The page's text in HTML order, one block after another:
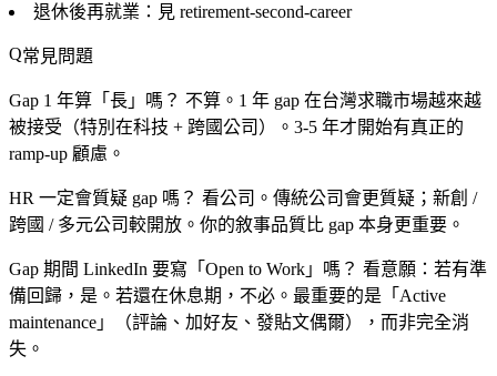
退休後再就業：見 retirement-second-career
常見問題
Gap 1 年算「長」嗎？ 不算。1 年 gap 在台灣求職市場越來越
被接受（特別在科技 + 跨國公司）。3-5 年才開始有真正的
ramp-up 顧慮。
HR 一定會質疑 gap 嗎？ 看公司。傳統公司會更質疑；新創 /
跨國 / 多元公司較開放。 你的敘事品質比 gap 本身更重要。
Gap 期間 LinkedIn 要寫「Open to Work」嗎？ 看意願：若有準
備回歸，是。若還在休息期，不必。最重要的是「Active
maintenance」（評論、加好友、發貼文偶爾），而非完全消
失。